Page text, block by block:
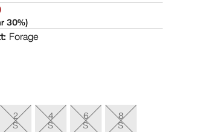
30%)
: Forage
2
S
4
S
6
S
8
S